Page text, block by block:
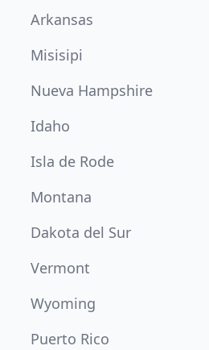
Arkansas
Misisipi
Nueva Hampshire
Idaho
Isla de Rode
Montana
Dakota del Sur
Vermont
Wyoming
Puerto Rico